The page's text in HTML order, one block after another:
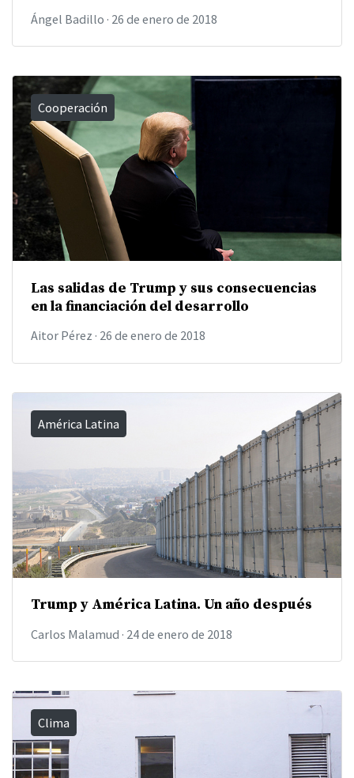
Ángel Badillo · 26 de enero de 2018
Cooperación
Las salidas de Trump y sus consecuencias
en la financiación del desarrollo
Aitor Pérez · 26 de enero de 2018
América Latina
Trump y América Latina. Un año después
Carlos Malamud · 24 de enero de 2018
Clima